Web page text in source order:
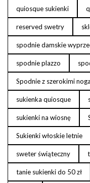
quiosque sukienki
reserved swetry
spodnie damskie
spodnie plazzo
Spodnie z szerokimi
sukienka quiosque
sukienki na wiosnę
Sukienki włoskie letnie
sweter świąteczny
tanie sukienki do 50 zł